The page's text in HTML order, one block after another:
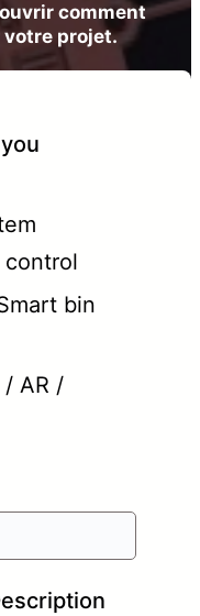
comment
votre projet.
control
bin
/ AR /